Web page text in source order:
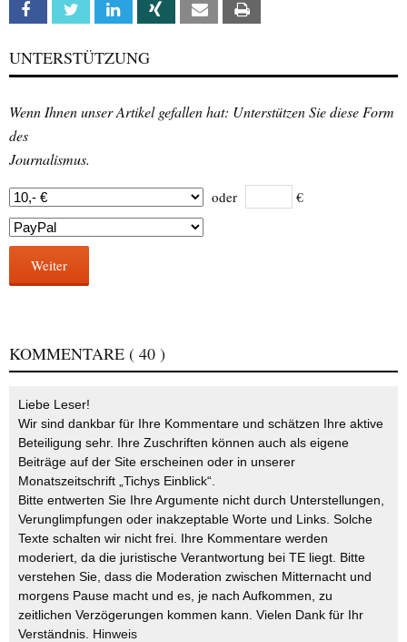
Facebook Twitter Linkedin Xing Email
UNTERSTÜTZUNG
Wenn Ihnen unser Artikel gefallen hat: Unterstützen Sie diese Form
des
Journalismus.
oder €
Weiter
KOMMENTARE ( 40 )
Liebe Leser!
Wir sind dankbar für Ihre Kommentare und schätzen Ihre aktive
Beteiligung sehr. Ihre Zuschriften können auch als eigene
Beiträge auf der Site erscheinen oder in unserer
Monatszeitschrift „Tichys Einblick“.
Bitte entwerten Sie Ihre Argumente nicht durch Unterstellungen,
Verunglimpfungen oder inakzeptable Worte und Links. Solche
Texte schalten wir nicht frei. Ihre Kommentare werden
moderiert, da die juristische Verantwortung bei TE liegt. Bitte
verstehen Sie, dass die Moderation zwischen Mitternacht und
morgens Pause macht und es, je nach Aufkommen, zu
zeitlichen Verzögerungen kommen kann. Vielen Dank für Ihr
Verständnis. Hinweis